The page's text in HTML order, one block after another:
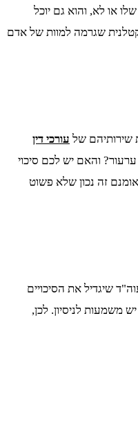
או לא, והוא גם יוכל
שגרמה למוות של אדם
שירותיהם של עורכי דין
והאם יש לכם סיכוי
זה נכון שלא פשוט
שיגדיל את הסיכויים
משמעות לניסיון. לכן,